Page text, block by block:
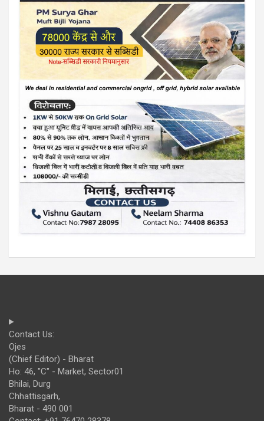
Contact Us:
Ojes
(Chief Editor) - Bharat
Ho: 46, "C" - Market, Sector01
Bhilai, Durg
Chhattisgarh,
Bharat - 490 001